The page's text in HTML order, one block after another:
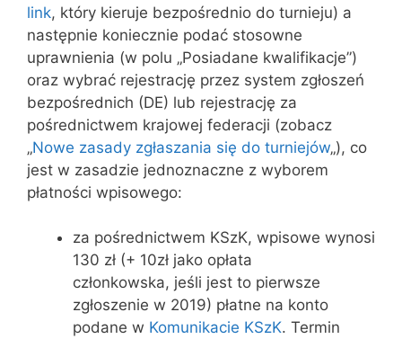
link, który kieruje bezpośrednio do turnieju) a
następnie koniecznie podać stosowne
uprawnienia (w polu „Posiadane kwalifikacje”)
oraz wybrać rejestrację przez system zgłoszeń
bezpośrednich (DE) lub rejestrację za
pośrednictwem krajowej federacji (zobacz
„Nowe zasady zgłaszania się do turniejów„), co
jest w zasadzie jednoznaczne z wyborem
płatności wpisowego:
za pośrednictwem KSzK, wpisowe wynosi
130 zł (+ 10zł jako opłata
członkowska, jeśli jest to pierwsze
zgłoszenie w 2019) płatne na konto
podane w Komunikacie KSzK. Termin